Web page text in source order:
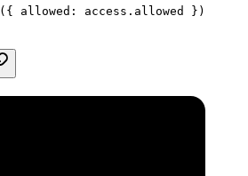
({ allowed: access.allowed })